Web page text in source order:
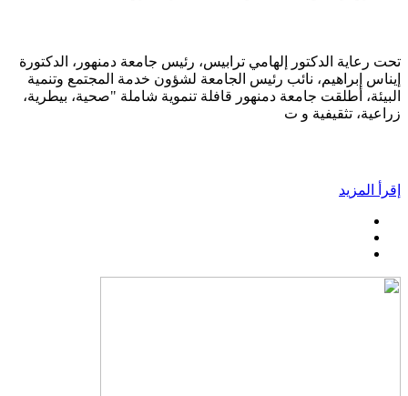
تحت رعاية الدكتور إلهامي ترابيس، رئيس جامعة دمنهور، الدكتورة
إيناس إبراهيم، نائب رئيس الجامعة لشؤون خدمة المجتمع وتنمية
البيئة، أطلقت جامعة دمنهور قافلة تنموية شاملة "صحية، بيطرية،
زراعية، تثقيفية و ت
إقرأ المزيد